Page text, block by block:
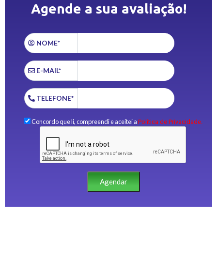
Agende a sua avaliação!
NOME*
E-MAIL*
TELEFONE*
Concordo que li, compreendi e aceitei a Política de Privacidade.
Agendar